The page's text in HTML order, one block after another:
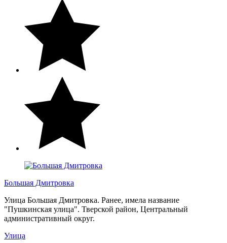
Большая Дмитровка
Улица Большая Дмитровка. Ранее, имела название
"Пушкинская улица". Тверской район, Центральный
административный округ.
Улица